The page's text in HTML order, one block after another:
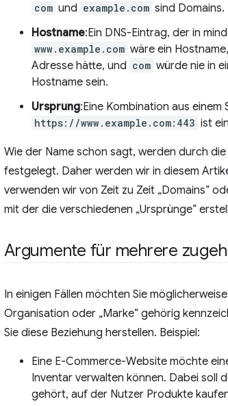
com und example.com sind Domains.
Hostname:Ein DNS-Eintrag, der in
www.example.com wäre ein Hostname,
Adresse hätte, und com würde nie in
Hostname sein.
Ursprung:Eine Kombination aus
https://www.example.com:443 ist
Wie der Name schon sagt, werden durch die
festgelegt. Daher werden wir in diesem
verwenden wir von Zeit zu Zeit „Domains“
mit der die verschiedenen „Ursprünge“
Argumente für mehrere
In einigen Fällen möchten Sie
Organisation oder „Marke“ gehörig
Sie diese Beziehung herstellen. Beispiel:
Eine E-Commerce-Website möchte
Inventar verwalten können. Dabei soll
gehört, auf der Nutzer Produkte